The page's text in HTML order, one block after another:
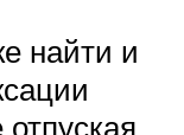
найти и